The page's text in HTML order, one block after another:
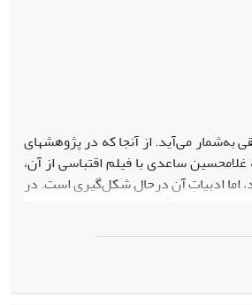
به‌شمار می‌آید. از آنجا که در پژوهش‏‏های
ساعدی با فیلم اقتباسی از آن،
اما ادبیاتِ آن درحال شکل‌‏گیری است. در
تحت تأثیر پردازشِ سینمایی طرح
ساماندهی کرده است تا خواننده
دنبال کردن ماجراها برمی‏ ا‌‌نگیزد و
خلق می‌‏کنند، می‌‏توان گفت همین تغییر
فیلم، مانع مشارکت مخاطب در بازسازی